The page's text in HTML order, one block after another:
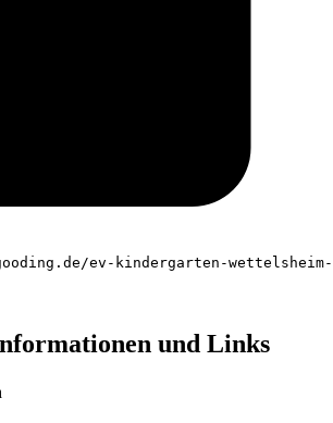
ev-kindergarten-wettelsheim-
und Links